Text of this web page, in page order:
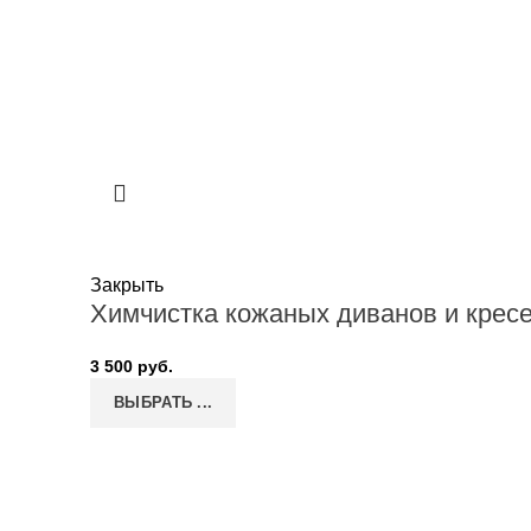
Закрыть
Химчистка кожаных диванов и
3 500 руб.
ВЫБРАТЬ ...